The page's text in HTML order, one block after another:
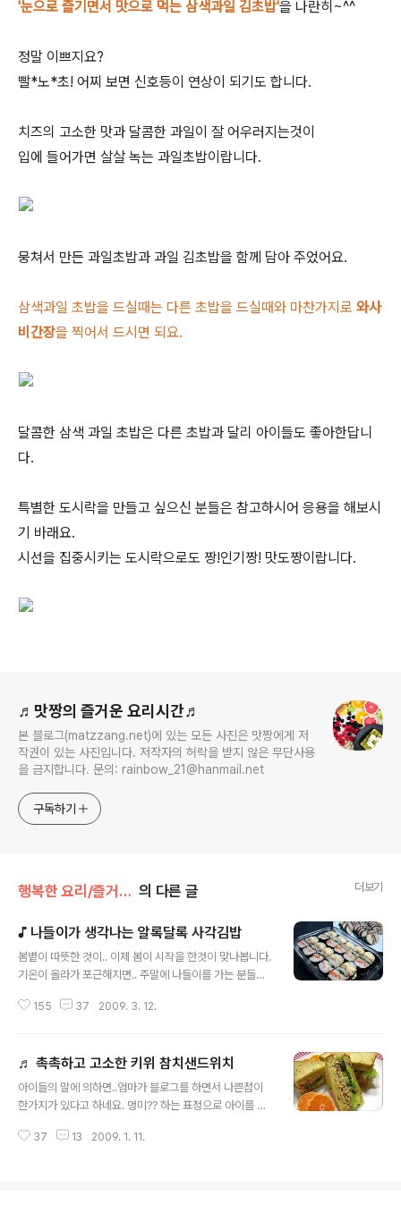
'눈으로 즐기면서 맛으로 먹는 삼색과일 김초밥'을 나란히~^^
정말 이쁘지요?
빨*노*초! 어찌 보면 신호등이 연상이 되기도 합니다.
치즈의 고소한 맛과 달콤한 과일이 잘 어우러지는것이
입에 들어가면 살살 녹는 과일초밥이랍니다.
뭉쳐서 만든 과일초밥과 과일 김초밥을 함께 담아 주었어요.
삼색과일 초밥을 드실때는 다른 초밥을 드실때와 마찬가지로 와사
비간장을 찍어서 드시면 되요.
달콤한 삼색 과일 초밥은 다른 초밥과 달리 아이들도 좋아한답니
다.
특별한 도시락을 만들고 싶으신 분들은 참고하시어 응용을 해보시
기 바래요.
시선을 집중시키는 도시락으로도 짱!인기짱! 맛도짱이랍니다.
♬맛짱의 즐거운 요리시간♬
본 블로그(matzzang.net)에 있는 모든 사진은 맛짱에게 저
작권이 있는 사진입니다. 저작자의 허락을 받지 않은 무단사용
을 금지합니다. 문의: rainbow_21@hanmail.net
구독하기
행복한 요리/즐거운 소풍 의 다른 글 더보기
♪ 나들이가 생각나는 알록달록 사각김밥
봄볕이 따뜻한 것이.. 이제 봄이 시작을 한것이 맞나봅니다.
기온이 올라가 포근해지면.. 주말에 나들이를 가는 분들이
하시는지요..? ㅎㅎ 맛짱네는 장거리를 떠날때는 간단한 식
게 먹을거 잔득 준비하고.. 남겨오기도 하였는데.. 너무 많
은 준비를 하여 간다는것도 어떨때는 부담이 되니.. 개인적
인 생각으로는.. 떠날때는 가볍게 떠나는 것이 최고더라고
만.. 그래도 떠날때는 가볍게~^^; 맛짱의 생각은 위와 같은
155 37 2009. 3. 12.
♬ 촉촉하고 고소한 키위 참치샌드위치
아이들의 말에 의하면..엄마가 블로그를 하면서 나쁜점이
한가지가 있다고 하네요. 멍미?? 하는 표정으로 아이를 쳐
만든다나요? ㅋ 그건 100% 인정! 맛짱이 올리는 메뉴는 1
37 13 2009. 1. 11.